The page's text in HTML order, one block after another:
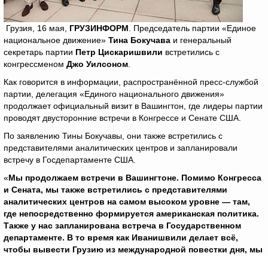
Грузия, 16 мая, ГРУЗИНФОРМ . Председатель партии «Единое
национальное движение» Тина Бокучава и генеральный
секретарь партии Петр Цискаришвили встретились с
конгрессменом Джо Уилсоном
Как говорится в информации, распространённой пресс-службой
партии, делегация «Единого национального движения»
продолжает официальный визит в Вашингтон, где лидеры партии
проводят двусторонние встречи в Конгрессе и Сенате США.
По заявлению Тины Бокучавы, они также встретились с
представителями аналитических центров и запланировали
встречу в Госдепартаменте США.
«Мы продолжаем встречи в Вашингтоне. Помимо Конгресса
и Сената, мы также встретились с представителями
аналитических центров на самом высоком уровне — там,
где непосредственно формируется американская политика.
Также у нас запланирована встреча в Государственном
департаменте. В то время как Иванишвили делает всё,
чтобы вывести Грузию из международной повестки дня, мы